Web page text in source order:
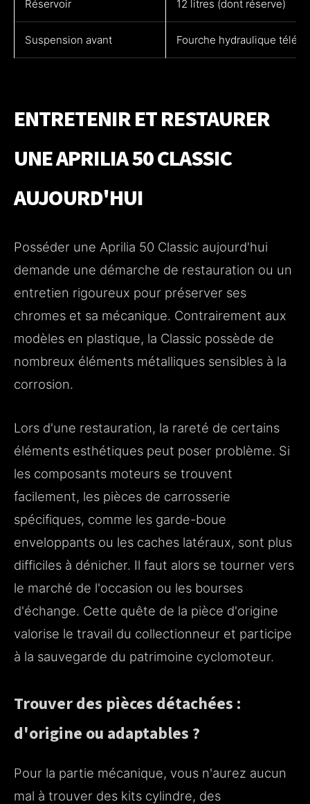
Réservoir 12 litres (dont réserve)
Suspension avant Fourche hydraulique
ENTRETENIR ET RESTAURER
UNE APRILIA 50 CLASSIC
AUJOURD'HUI
Posséder une Aprilia 50 Classic aujourd'hui
demande une démarche de restauration ou un
entretien rigoureux pour préserver ses
chromes et sa mécanique. Contrairement aux
modèles en plastique, la Classic possède de
nombreux éléments métalliques sensibles à la
corrosion.
Lors d'une restauration, la rareté de certains
éléments esthétiques peut poser problème. Si
les composants moteurs se trouvent
facilement, les pièces de carrosserie
spécifiques, comme les garde-boue
enveloppants ou les caches latéraux, sont plus
difficiles à dénicher. Il faut alors se tourner vers
le marché de l'occasion ou les bourses
d'échange. Cette quête de la pièce d'origine
valorise le travail du collectionneur et participe
à la sauvegarde du patrimoine cyclomoteur.
Trouver des pièces détachées :
d'origine ou adaptables ?
Pour la partie mécanique, vous n'aurez aucun
mal à trouver des kits cylindre, des